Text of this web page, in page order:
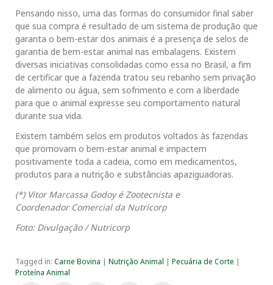
Pensando nisso, uma das formas do consumidor final saber
que sua compra é resultado de um sistema de produção que
garanta o bem-estar dos animais é a presença de selos de
garantia de bem-estar animal nas embalagens. Existem
diversas iniciativas consolidadas como essa no Brasil, a fim
de certificar que a fazenda tratou seu rebanho sem privação
de alimento ou água, sem sofrimento e com a liberdade
para que o animal expresse seu comportamento natural
durante sua vida.
Existem também selos em produtos voltados às fazendas
que promovam o bem-estar animal e impactem
positivamente toda a cadeia, como em medicamentos,
produtos para a nutrição e substâncias apaziguadoras.
(*) Vitor Marcassa Godoy é Zootecnista e
Coordenador Comercial da Nutricorp
Foto: Divulgação / Nutricorp
Tagged in: Carne Bovina | Nutrição Animal | Pecuária de Corte |
Proteína Animal